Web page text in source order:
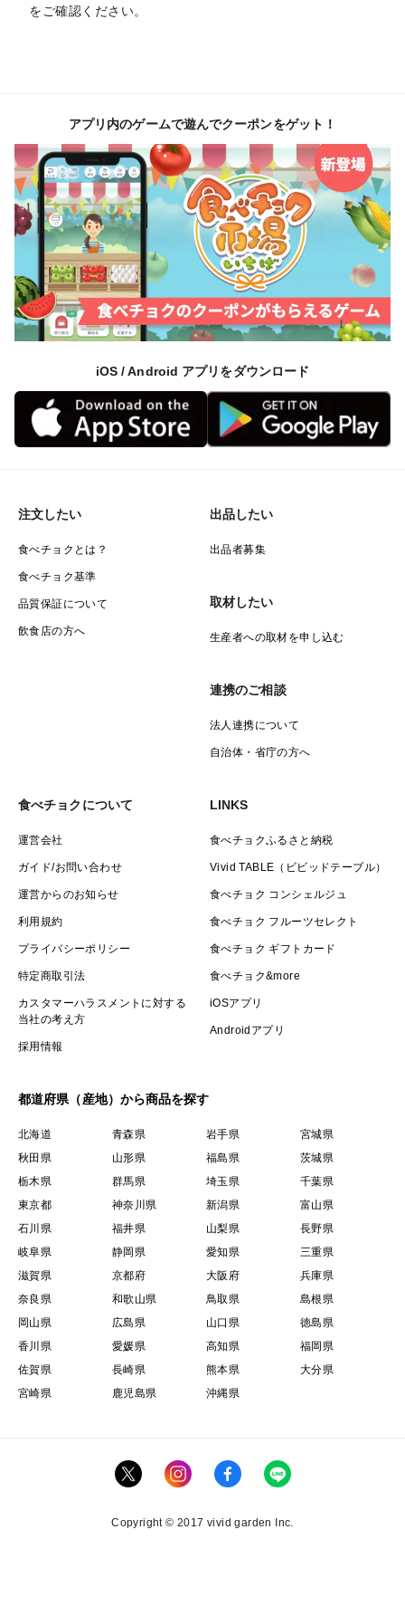
をご確認ください。
アプリ内のゲームで遊んでクーポンをゲット！
iOS / Android アプリをダウンロード
注文したい
食べチョクとは？
食べチョク基準
品質保証について
飲食店の方へ
出品したい
出品者募集
取材したい
生産者への取材を申し込む
連携のご相談
法人連携について
自治体・省庁の方へ
食べチョクについて
運営会社
ガイド/お問い合わせ
運営からのお知らせ
利用規約
プライバシーポリシー
特定商取引法
カスタマーハラスメントに対する
当社の考え方
採用情報
LINKS
食べチョクふるさと納税
Vivid TABLE（ビビッドテーブル）
食べチョク コンシェルジュ
食べチョク フルーツセレクト
食べチョク ギフトカード
食べチョク&more
iOSアプリ
Androidアプリ
都道府県（産地）から商品を探す
北海道 青森県 岩手県
宮城県
秋田県
山形県 福島県
茨城県
栃木県
群馬県 埼玉県
千葉県
東京都
神奈川県 新潟県
富山県
石川県
福井県 山梨県
長野県
岐阜県
静岡県 愛知県
三重県
滋賀県
京都府 大阪府
兵庫県
奈良県
和歌山県 鳥取県
島根県
岡山県
広島県 山口県
徳島県
香川県
愛媛県 高知県
福岡県
佐賀県
長崎県 熊本県
大分県
宮崎県
鹿児島県 沖縄県
Copyright © 2017 vivid garden Inc.